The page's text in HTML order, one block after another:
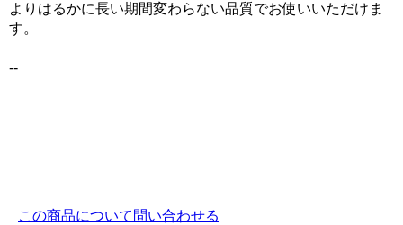
よりはるかに長い期間変わらない品質でお使いいただけま
す。
--
この商品について問い合わせる